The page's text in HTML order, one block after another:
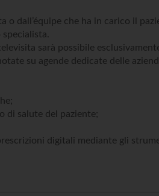
o dall’équipe che ha in carico il
sarà possibile
su agende dedicate delle
di salute del paziente;
digitali mediante gli